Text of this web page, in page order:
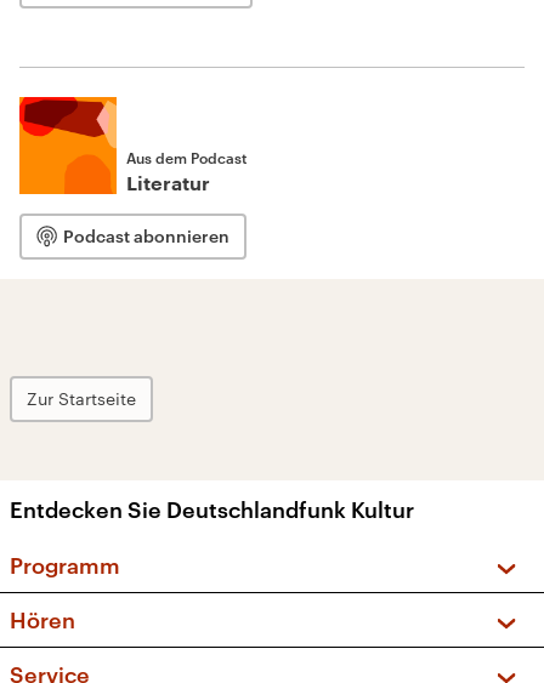
Aus dem Podcast
Literatur
Podcast abonnieren
Zur Startseite
Entdecken Sie Deutschlandfunk Kultur
Programm
Sendungen und Podcasts
Hören
Service